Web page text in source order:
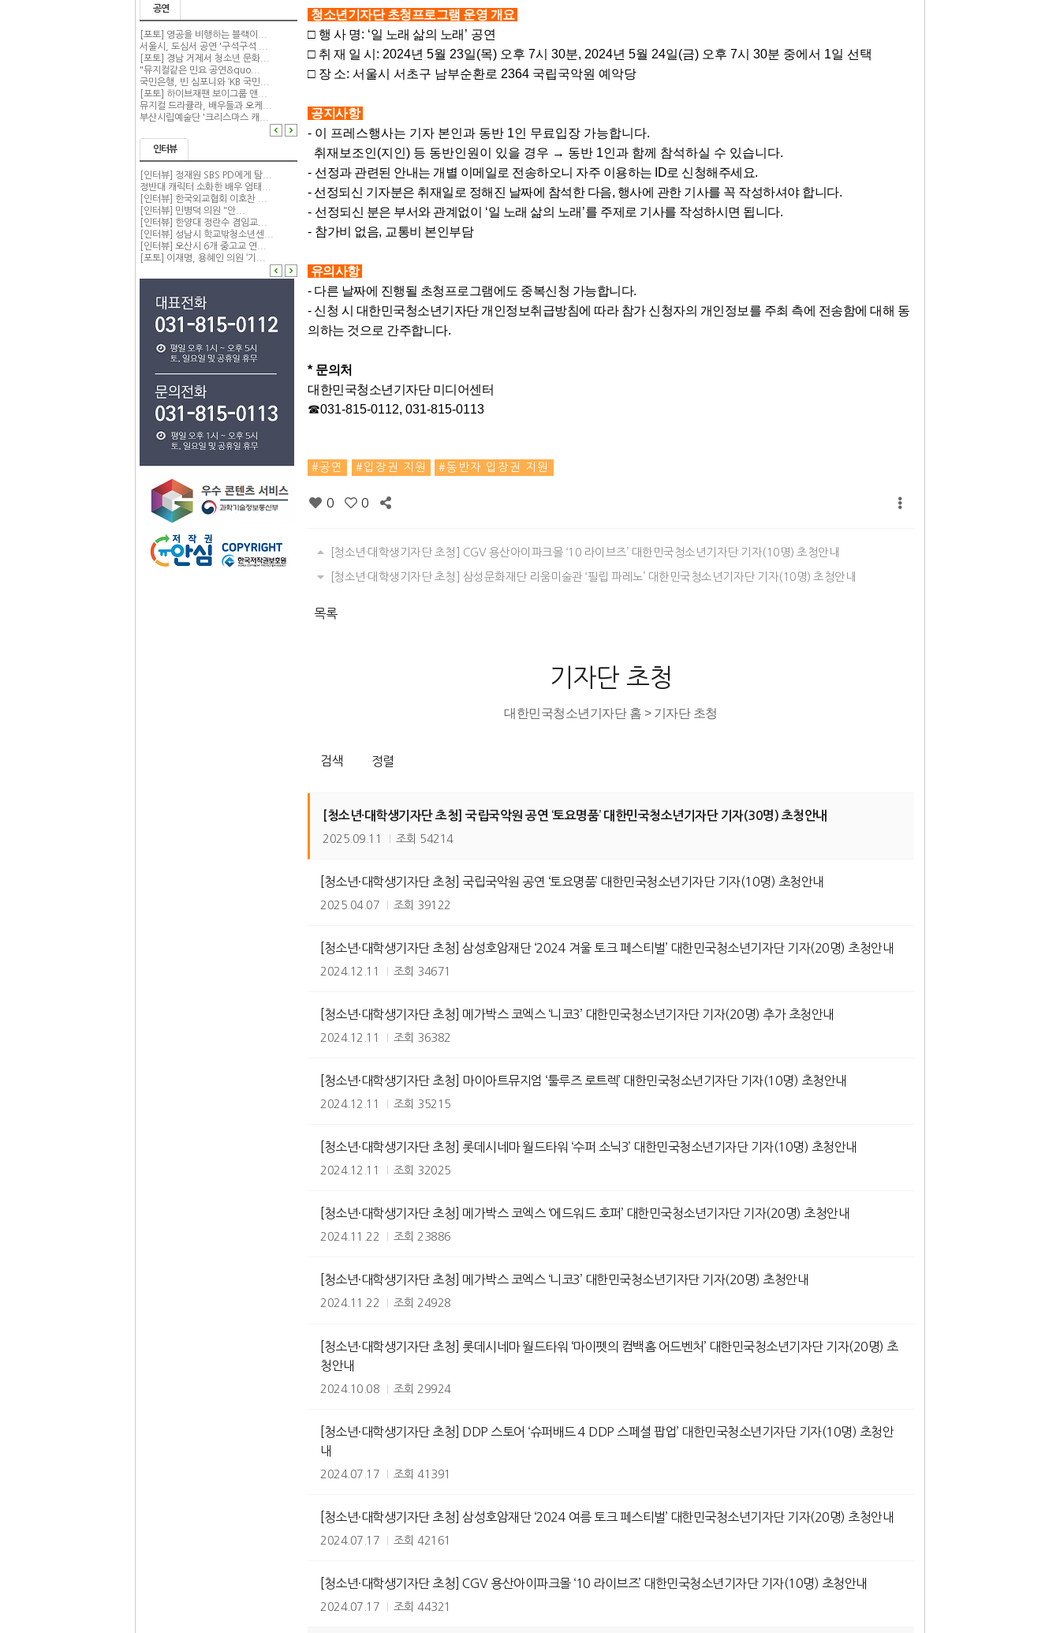
공연
[포토] 영공을 비행하는 블랙이...
서울시, 도심서 공연 '구석구석 ...
[포토] 경남 거제서 청소년 문화...
"뮤지컬같은 민요 공연&quo...
국민은행, 빈 심포니와 ‘KB 국민...
[포토] 하이브재팬 보이그룹 앤...
뮤지컬 드라큘라, 배우들과 오케...
부산시립예술단 '크리스마스 캐...
인터뷰
[인터뷰] 정재원 SBS PD에게 탐...
정반대 캐릭터 소화한 배우 엄태...
[인터뷰] 한국외교협회 이호찬 ...
[인터뷰] 민병덕 의원 "안...
[인터뷰] 한양대 정란수 겸임교...
[인터뷰] 성남시 학교밖청소년센...
[인터뷰] 오산시 6개 중고교 연...
[포토] 이재명, 용혜인 의원 ‘기...
청소년기자단 초청프로그램 운영 개요
□ 행 사 명: ‘일 노래 삶의 노래 ’ 공연
□ 취 재 일 시 : 2024년 5월 23일(목) 오후 7시 30분, 2024년 5월 24일(금) 오후 7시 30분 중에서 1일 선택
□ 장 소: 서울시 서초구 남부순환로 2364 국립국악원 예악당
공지사항
- 이 프레스행사는 기자 본인과 동반 1인 무료입장 가능합니다.
취재보조인(지인) 등 동반인원이 있을 경우 → 동반 1인과 함께 참석하실 수 있습니다.
- 선정과 관련된 안내는 개별 이메일로 전송하오니 자주 이용하는 ID로 신청해주세요.
- 선정되신 기자분은 취재일로 정해진 날짜에 참석한 다음, 행사에 관한 기사를 꼭 작성하셔야 합니다.
- 선정되신 분은 부서와 관계없이 ‘일 노래 삶의 노래 ’를 주제로 기사를 작성하시면 됩니다.
- 참가비 없음, 교통비 본인부담
유의사항
- 다른 날짜에 진행될 초청프로그램에도 중복신청 가능합니다.
- 신청 시 대한민국청소년기자단 개인정보취급방침에 따라 참가 신청자의 개인정보를 주최 측에 전송함에 대해 동
의하는 것으로 간주합니다.
* 문의처
대한민국청소년기자단 미디어센터
☎031-815-0112, 031-815-0113
공연 입장권 지원 동반자 입장권 지원
0 0
[청소년·대학생기자단 초청] CGV 용산아이파크몰 ‘10 라이브즈’ 대한민국청소년기자단 기자(10명) 초청안내
[청소년·대학생기자단 초청] 삼성문화재단 리움미술관 ‘필립 파레노’ 대한민국청소년기자단 기자(10명) 초청안내
목록
기자단 초청
대한민국청소년기자단 홈 > 기자단 초청
검색 정렬
[청소년·대학생기자단 초청] 국립국악원 공연 ‘토요명품’ 대한민국청소년기자단 기자(30명) 초청안내
2025.09.11 조회 54214
[청소년·대학생기자단 초청] 국립국악원 공연 ‘토요명품’ 대한민국청소년기자단 기자(10명) 초청안내
2025.04.07 조회 39122
[청소년·대학생기자단 초청] 삼성호암재단 ‘2024 겨울 토크 페스티벌’ 대한민국청소년기자단 기자(20명) 초청안내
2024.12.11 조회 34671
[청소년·대학생기자단 초청] 메가박스 코엑스 ‘니코3’ 대한민국청소년기자단 기자(20명) 추가 초청안내
2024.12.11 조회 36382
[청소년·대학생기자단 초청] 마이아트뮤지엄 ‘툴루즈 로트렉’ 대한민국청소년기자단 기자(10명) 초청안내
2024.12.11 조회 35215
[청소년·대학생기자단 초청] 롯데시네마 월드타워 ‘수퍼 소닉3’ 대한민국청소년기자단 기자(10명) 초청안내
2024.12.11 조회 32025
[청소년·대학생기자단 초청] 메가박스 코엑스 ‘에드워드 호퍼’ 대한민국청소년기자단 기자(20명) 초청안내
2024.11.22 조회 23886
[청소년·대학생기자단 초청] 메가박스 코엑스 ‘니코3’ 대한민국청소년기자단 기자(20명) 초청안내
2024.11.22 조회 24928
[청소년·대학생기자단 초청] 롯데시네마 월드타워 ‘마이펫의 컴백홈 어드벤처’ 대한민국청소년기자단 기자(20명) 초
청안내
2024.10.08 조회 29924
[청소년·대학생기자단 초청] DDP 스토어 ‘슈퍼배드 4 DDP 스페셜 팝업’ 대한민국청소년기자단 기자(10명) 초청안
내
2024.07.17 조회 41391
[청소년·대학생기자단 초청] 삼성호암재단 ‘2024 여름 토크 페스티벌’ 대한민국청소년기자단 기자(20명) 초청안내
2024.07.17 조회 42161
[청소년·대학생기자단 초청] CGV 용산아이파크몰 ‘10 라이브즈’ 대한민국청소년기자단 기자(10명) 초청안내
2024.07.17 조회 44321